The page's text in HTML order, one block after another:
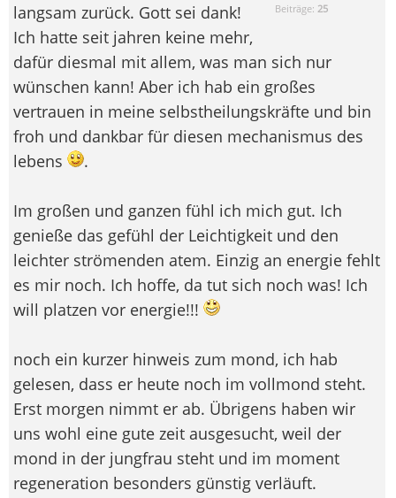
Beiträge: 25
langsam zurück. Gott sei dank!
Ich hatte seit jahren keine mehr,
dafür diesmal mit allem, was man sich nur
wünschen kann! Aber ich hab ein großes
vertrauen in meine selbstheilungskräfte und bin
froh und dankbar für diesen mechanismus des
lebens
.
Im großen und ganzen fühl ich mich gut. Ich
genieße das gefühl der Leichtigkeit und den
leichter strömenden atem. Einzig an energie fehlt
es mir noch. Ich hoffe, da tut sich noch was! Ich
will platzen vor energie!!!
noch ein kurzer hinweis zum mond, ich hab
gelesen, dass er heute noch im vollmond steht.
Erst morgen nimmt er ab. Übrigens haben wir
uns wohl eine gute zeit ausgesucht, weil der
mond in der jungfrau steht und im moment
regeneration besonders günstig verläuft.